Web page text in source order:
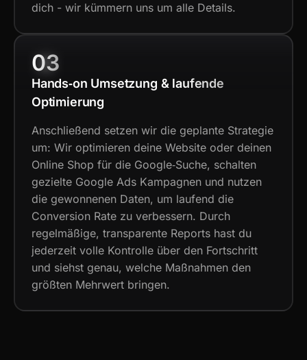
dich - wir kümmern uns um alle Details.
03
Hands‑on Umsetzung & laufende
Optimierung
Anschließend setzen wir die geplante Strategie
um: Wir optimieren deine Website oder deinen
Online Shop für die Google‑Suche, schalten
gezielte Google Ads Kampagnen und nutzen
die gewonnenen Daten, um laufend die
Conversion Rate zu verbessern. Durch
regelmäßige, transparente Reports hast du
jederzeit volle Kontrolle über den Fortschritt
und siehst genau, welche Maßnahmen den
größten Mehrwert bringen.